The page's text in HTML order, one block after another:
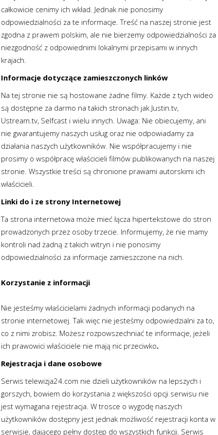
całkowicie cenimy ich wkład. Jednak nie ponosimy
odpowiedzialności za te informacje. Treść na naszej stronie jest
zgodna z prawem polskim, ale nie bierzemy odpowiedzialności za
niezgodność z odpowiednimi lokalnymi przepisami w innych
krajach.
Informacje dotyczące zamieszczonych linków
Na tej stronie nie są hostowane żadne filmy. Każde z tych wideo
są dostępne za darmo na takich stronach jak Justin.tv,
Ustream.tv, Selfcast i wielu innych. Uwaga: Nie obiecujemy, ani
nie gwarantujemy naszych usług oraz nie odpowiadamy za
działania naszych użytkowników. Nie współpracujemy i nie
prosimy o współpracę właścicieli filmów publikowanych na naszej
stronie. Wszystkie treści są chronione prawami autorskimi ich
właścicieli.
Linki do i ze strony Internetowej
Ta strona internetowa może mieć łącza hipertekstowe do stron
prowadzonych przez osoby trzecie. Informujemy, że nie mamy
kontroli nad żadną z takich witryn i nie ponosimy
odpowiedzialności za informacje zamieszczone na nich.
Korzystanie z informacji
Nie jesteśmy właścicielami żadnych informacji podanych na
stronie internetowej. Tak więc nie jesteśmy odpowiedzialni za to,
co z nimi zrobisz. Możesz rozpowszechniać te informacje, jeżeli
ich prawowici właściciele nie mają nic przeciwko.
Rejestracja i dane osobowe
Serwis telewizja24.com nie dzieli użytkowników na lepszych i
gorszych, bowiem do korzystania z większości opcji serwisu nie
jest wymagana rejestracja. W trosce o wygodę naszych
użytkowników dostępny jest jednak możliwość rejestracji konta w
serwisie, dającego pełny dostęp do wszystkich funkcji. Serwis